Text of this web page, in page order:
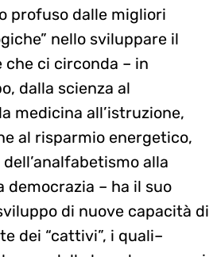
profuso dalle migliori
nello sviluppare il
che ci circonda – in
dalla scienza al
medicina all’istruzione,
al risparmio energetico,
alla
democrazia – ha il suo
di nuove capacità di
dei “cattivi”, i quali–